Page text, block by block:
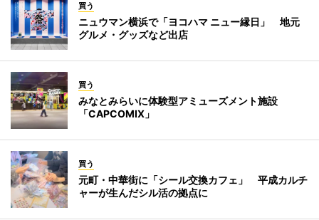
買う
ニュウマン横浜で「ヨコハマ ニュー縁日」 地元
グルメ・グッズなど出店
買う
みなとみらいに体験型アミューズメント施設
「CAPCOMIX」
買う
元町・中華街に「シール交換カフェ」 平成カルチ
ャーが生んだシル活の拠点に